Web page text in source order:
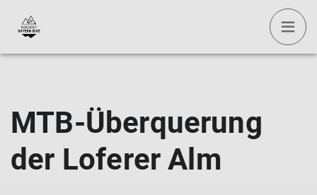
MTB-Überquerung
der Loferer Alm